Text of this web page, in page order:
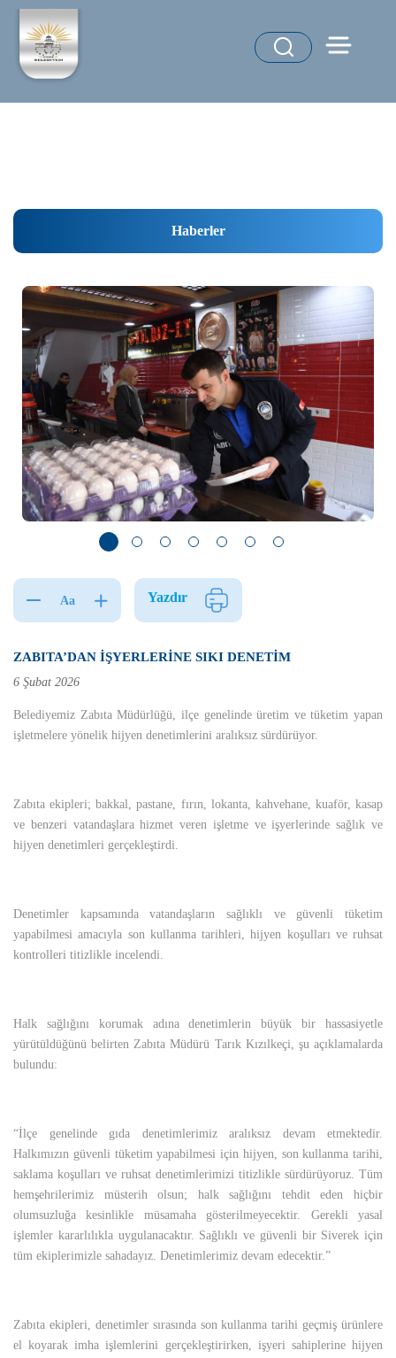
Haberler
ZABITA’DAN İŞYERLERİNE SIKI DENETİM
Aa Yazdır
6 Şubat 2026
Belediyemiz Zabıta Müdürlüğü, ilçe genelinde üretim ve tüketim yapan
işletmelere yönelik hijyen denetimlerini aralıksız sürdürüyor.
Zabıta ekipleri; bakkal, pastane, fırın, lokanta, kahvehane, kuaför, kasap
ve benzeri vatandaşlara hizmet veren işletme ve işyerlerinde sağlık ve
hijyen denetimleri gerçekleştirdi.
Denetimler kapsamında vatandaşların sağlıklı ve güvenli tüketim
yapabilmesi amacıyla son kullanma tarihleri, hijyen koşulları ve ruhsat
kontrolleri titizlikle incelendi.
Halk sağlığını korumak adına denetimlerin büyük bir hassasiyetle
yürütüldüğünü belirten Zabıta Müdürü Tarık Kızılkeçi, şu açıklamalarda
bulundu:
“İlçe genelinde gıda denetimlerimiz aralıksız devam etmektedir.
Halkımızın güvenli tüketim yapabilmesi için hijyen, son kullanma tarihi,
saklama koşulları ve ruhsat denetimlerimizi titizlikle sürdürüyoruz. Tüm
hemşehrilerimiz müsterih olsun; halk sağlığını tehdit eden hiçbir
olumsuzluğa kesinlikle müsamaha gösterilmeyecektir. Gerekli yasal
işlemler kararlılıkla uygulanacaktır. Sağlıklı ve güvenli bir Siverek için
tüm ekiplerimizle sahadayız. Denetimlerimiz devam edecektir.”
Zabıta ekipleri, denetimler sırasında son kullanma tarihi geçmiş ürünlere
el koyarak imha işlemlerini gerçekleştirirken, işyeri sahiplerine hijyen